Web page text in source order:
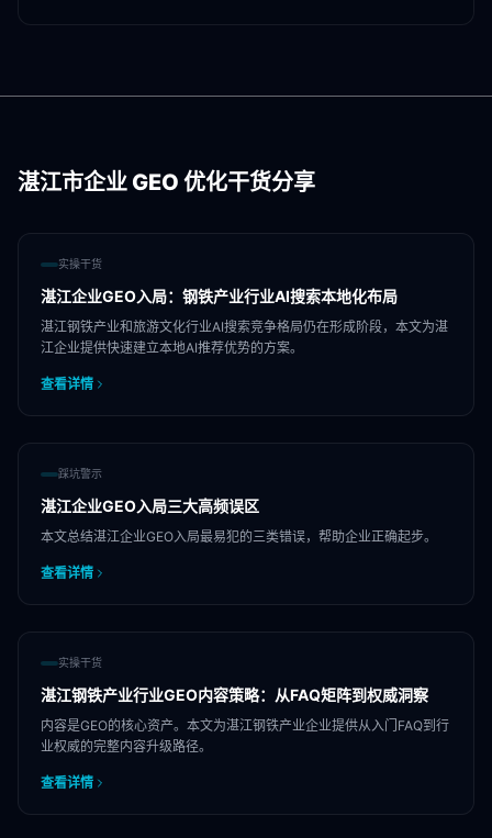
湛江市企业 GEO 优化干货分享
实操干货
湛江企业GEO入局：钢铁产业行业AI搜索本地化布局
湛江钢铁产业和旅游文化行业AI搜索竞争格局仍在形成阶段，本文为湛
江企业提供快速建立本地AI推荐优势的方案。
查看详情
踩坑警示
湛江企业GEO入局三大高频误区
本文总结湛江企业GEO入局最易犯的三类错误，帮助企业正确起步。
查看详情
实操干货
湛江钢铁产业行业GEO内容策略：从FAQ矩阵到权威洞察
内容是GEO的核心资产。本文为湛江钢铁产业企业提供从入门FAQ到行
业权威的完整内容升级路径。
查看详情